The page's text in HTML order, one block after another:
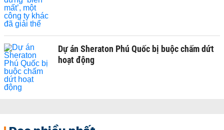
Dự án Sheraton Phú Quốc bị buộc chấm dứt
hoạt động